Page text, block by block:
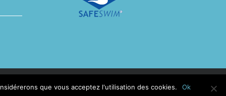
que vous acceptez l'utilisation des cookies. Ok